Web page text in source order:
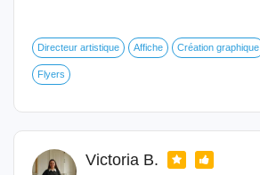
Directeur artistique Affiche Création graphique
Flyers
Victoria B.